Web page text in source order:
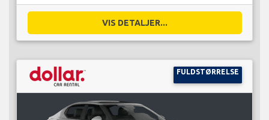
VIS DETALJER...
FULDSTØRRELSE